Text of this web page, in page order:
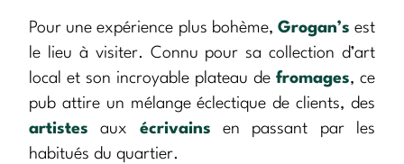
Pour une expérience plus bohème, Grogan’s est
le lieu à visiter. Connu pour sa collection d’art
local et son incroyable plateau de fromages, ce
pub attire un mélange éclectique de clients, des
artistes aux écrivains en passant par les
habitués du quartier.